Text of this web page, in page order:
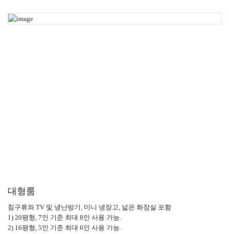
대형룸
침구류와 TV 및 냉난방기, 미니 냉장고, 넓은 화장실 포함
1) 20평형, 7인 기준 최대 8인 사용 가능.
2) 16평형, 5인 기준 최대 6인 사용 가능.